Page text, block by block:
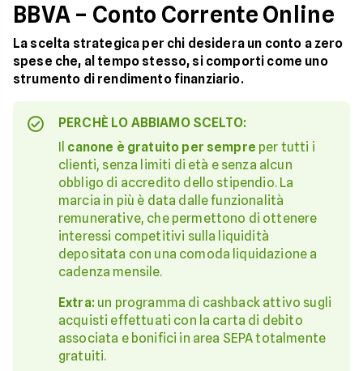
BBVA – Conto Corrente Online
La scelta strategica per chi desidera un conto a zero
spese che, al tempo stesso, si comporti come uno
strumento di rendimento finanziario.
PERCHÈ LO ABBIAMO SCELTO:
Il canone è gratuito per sempre per tutti i
clienti, senza limiti di età e senza alcun
obbligo di accredito dello stipendio. La
marcia in più è data dalle funzionalità
remunerative, che permettono di ottenere
interessi competitivi sulla liquidità
depositata con una comoda liquidazione a
cadenza mensile.
Extra:un programma di cashback attivo sugli
acquisti effettuati con la carta di debito
associata e bonifici in area SEPA totalmente
gratuiti.